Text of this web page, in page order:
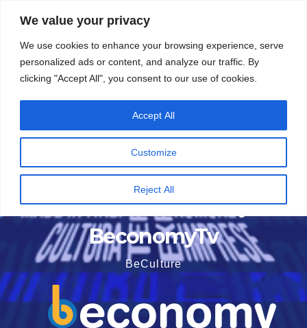
We value your privacy
We use cookies to enhance your browsing experience, serve
personalized ads or content, and analyze our traffic. By
clicking "Accept All", you consent to our use of cookies.
Customize
Reject All
Accept All
contenuto
5 Agosto 2026
BeconomyTv
BeCulture